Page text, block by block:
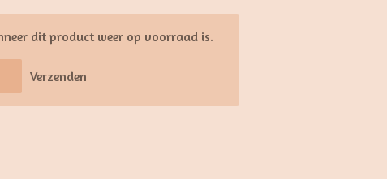
dit product weer op voorraad is.
Verzenden